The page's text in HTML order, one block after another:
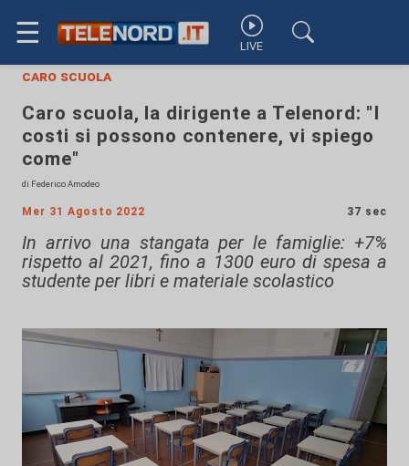
☰ LIVE
caro scuola
Caro scuola, la dirigente a Telenord: "I
costi si possono contenere, vi spiego
come"
di Federico Amodeo
Mer 31 Agosto 2022 37 sec
In arrivo una stangata per le famiglie: +7%
rispetto al 2021, fino a 1300 euro di spesa a
studente per libri e materiale scolastico